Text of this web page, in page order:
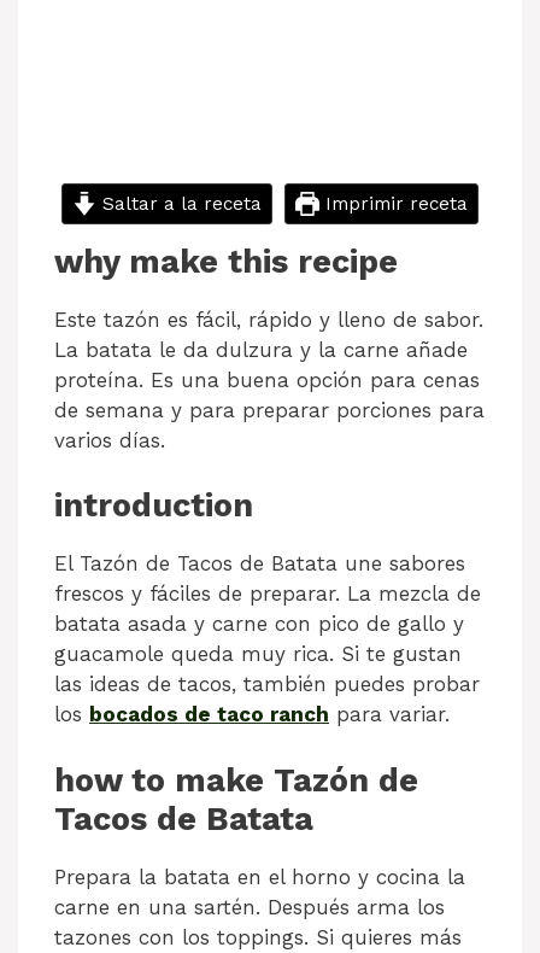
Saltar a la receta Imprimir receta
why make this recipe
Este tazón es fácil, rápido y lleno de sabor.
La batata le da dulzura y la carne añade
proteína. Es una buena opción para cenas
de semana y para preparar porciones para
varios días.
introduction
El Tazón de Tacos de Batata une sabores
frescos y fáciles de preparar. La mezcla de
batata asada y carne con pico de gallo y
guacamole queda muy rica. Si te gustan
las ideas de tacos, también puedes probar
los bocados de taco ranch para variar.
how to make Tazón de
Tacos de Batata
Prepara la batata en el horno y cocina la
carne en una sartén. Después arma los
tazones con los toppings. Si quieres más